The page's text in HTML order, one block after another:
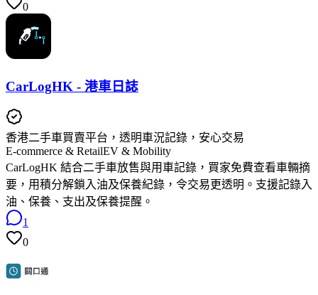
0
CarLogHK - 港車日誌
香港二手車買賣平台，透明車況記錄，安心交易
E-commerce & RetailEV & Mobility
CarLogHK 結合二手車放售與用車記錄，買家免費查看車輛摘
要，用積分解鎖入油及保養紀錄，令交易更透明。支援記錄入
油、保養、支出及保養提醒。
1
0